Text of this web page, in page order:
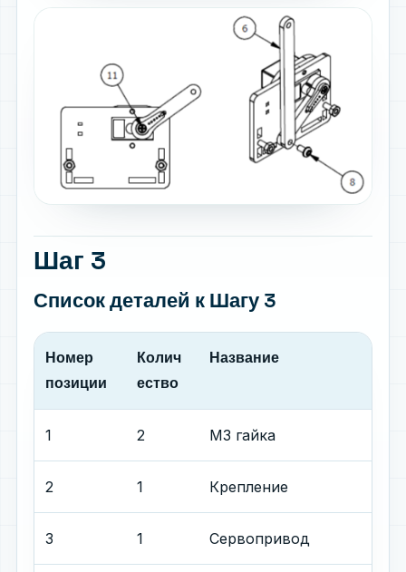
Шаг 3
Список деталей к Шагу 3
Номер
позиции
Колич
ество
Название
1 2 М3 гайка
2 1 Крепление
3 1 Сервопривод